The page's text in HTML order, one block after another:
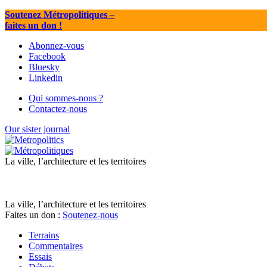
Soutenez Métropolitiques–
faites un don !
Abonnez-vous
Facebook
Bluesky
Linkedin
Qui sommes-nous ?
Contactez-nous
Our sister journal
La ville, l’architecture et les territoires
La ville, l’architecture et les territoires
Faites un don : Soutenez-nous
Terrains
Commentaires
Essais